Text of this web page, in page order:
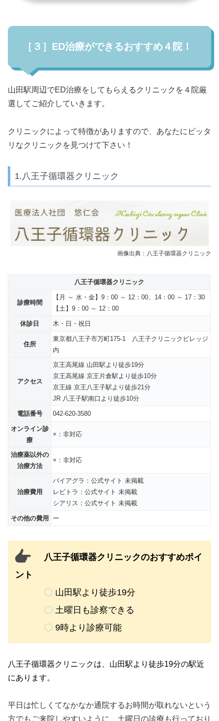
［３］ED治療ができるおすすめ４院！
山田駅周辺でED治療をしてもらえるクリニックを４院厳
選してご紹介していきます。
クリニックによって特徴がありますので、あなたにピッタ
リなクリニックを見つけて下さい！
1.八王子循環器クリニック
画像出典：八王子循環器クリニック
八王子循環器クリニック
診療時間
【月 ～ 水・金】9：00 ～ 12：00、14：00 ～ 17：30
【土】9：00 ～ 12：00
休診日 木・日・祝日
住所
東京都八王子市万町175-1 八王子クリニックビレッジ
内
アクセス
京王高尾線 山田駅より徒歩19分
京王高尾線 京王片倉駅より徒歩10分
京王線 京王八王子駅より徒歩21分
JR 八王子駅南口より徒歩10分
電話番号 042-620-3580
オンライン診
療
×：非対応
治療薬以外の
治療方法
×：非対応
治療費用
バイアグラ：公式サイト 未掲載
レビトラ：公式サイト 未掲載
シアリス：公式サイト 未掲載
その他の費用 ー
八王子循環器クリニックのおすすめポイ
ント
〇 山田駅より徒歩19分
〇 土曜日も診察できる
〇 9時より診療可能
八王子循環器クリニックは、山田駅より徒歩19分の駅近
にあります。
平日は忙しくてなかなか通院するお時間が取れないという
方でもご来院しやすいように、土曜日の診療も行っており